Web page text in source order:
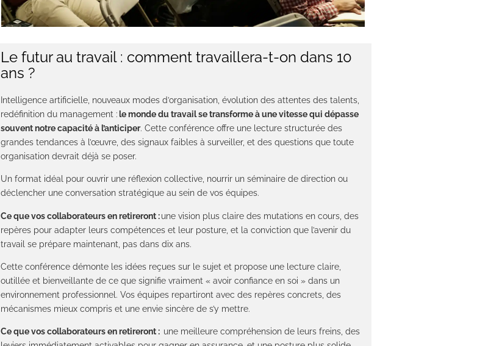
Le futur au travail : comment travaillera-t-on dans 10
ans ?
Intelligence artificielle, nouveaux modes d’organisation, évolution des attentes des talents,
redéfinition du management : le monde du travail se transforme à une vitesse qui dépasse
souvent notre capacité à l’anticiper. Cette conférence offre une lecture structurée des
grandes tendances à l’œuvre, des signaux faibles à surveiller, et des questions que toute
organisation devrait déjà se poser.
Un format idéal pour ouvrir une réflexion collective, nourrir un séminaire de direction ou
déclencher une conversation stratégique au sein de vos équipes.
Ce que vos collaborateurs en retireront :une vision plus claire des mutations en cours, des
repères pour adapter leurs compétences et leur posture, et la conviction que l’avenir du
travail se prépare maintenant, pas dans dix ans.
Cette conférence démonte les idées reçues sur le sujet et propose une lecture claire,
outillée et bienveillante de ce que signifie vraiment « avoir confiance en soi » dans un
environnement professionnel. Vos équipes repartiront avec des repères concrets, des
mécanismes mieux compris et une envie sincère de s’y mettre.
Ce que vos collaborateurs en retireront :une meilleure compréhension de leurs freins, des